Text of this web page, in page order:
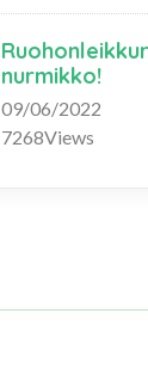
nurmikko!
09/06/2022
7268Views